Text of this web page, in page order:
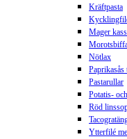
Kräftpasta
Mager
Nötlax
Paprikasås
Pastarullar
Potatis-
Röd
Ytterfilé